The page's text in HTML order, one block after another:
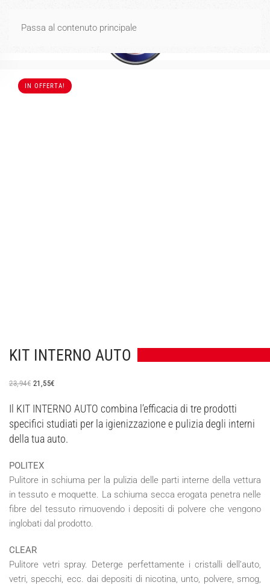
superiore a 40€Ignora
Passa al contenuto principale
IN OFFERTA!
KIT INTERNO AUTO
23,94€ IL
ORIGINALE
ERA:
23,94€.
21,55€IL
ATTUALE
21,55€.
Il KIT INTERNO AUTO combina l’efficacia di tre prodotti
specifici studiati per la igienizzazione e pulizia degli interni
della tua auto.
POLITEX
Pulitore in schiuma per la pulizia delle parti interne della vettura
in tessuto e moquette. La schiuma secca erogata penetra nelle
fibre del tessuto rimuovendo i depositi di polvere che vengono
inglobati dal prodotto.
CLEAR
Pulitore vetri spray. Deterge perfettamente i cristalli dell’auto,
vetri, specchi, ecc. dai depositi di nicotina, unto, polvere, smog,